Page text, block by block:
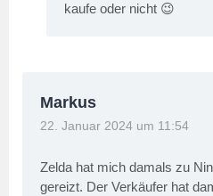
kaufe oder nicht 😉
Markus
22. Januar 2024 um 11:54
Zelda hat mich damals zu
gereizt. Der Verkäufer hat